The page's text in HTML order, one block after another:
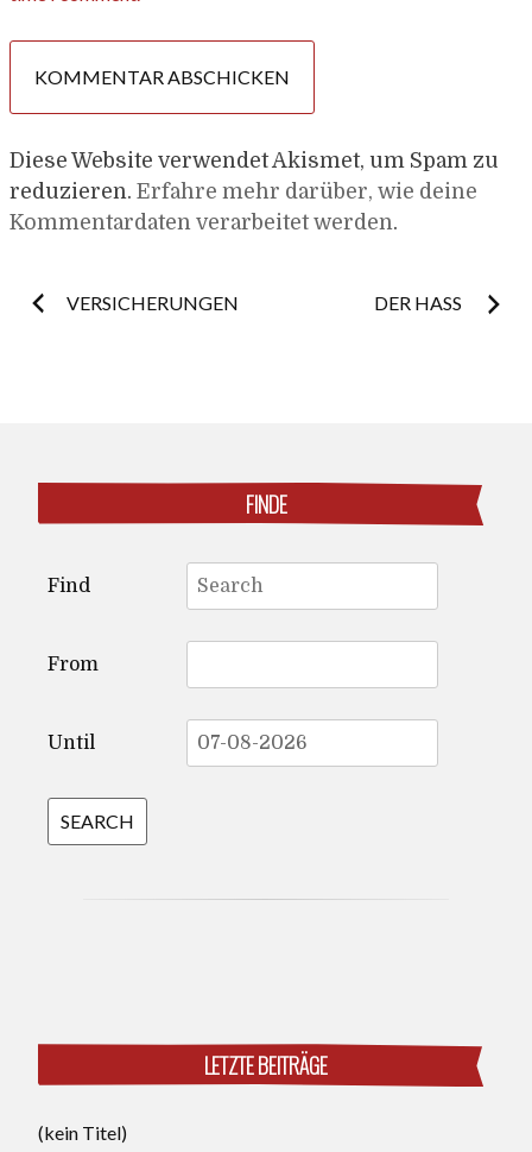
Diese Website verwendet Akismet, um Spam zu
reduzieren. Erfahre mehr darüber, wie deine
Kommentardaten verarbeitet werden.
Post
VERSICHERUNGEN DER HASS
FINDE
for:
Find
From
Until
LETZTE BEITRÄGE
(kein Titel)